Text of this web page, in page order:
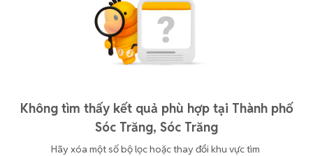
Không tìm thấy kết quả phù hợp tại Thành phố
Sóc Trăng, Sóc Trăng
Hãy xóa một số bộ lọc hoặc thay đổi khu vực tìm